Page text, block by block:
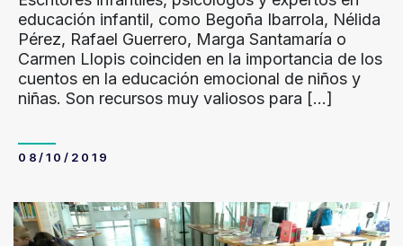
educación infantil, como Begoña Ibarrola, Nélida
Pérez, Rafael Guerrero, Marga Santamaría o
Carmen Llopis coinciden en la importancia de los
cuentos en la educación emocional de niños y
niñas. Son recursos muy valiosos para […]
08/10/2019